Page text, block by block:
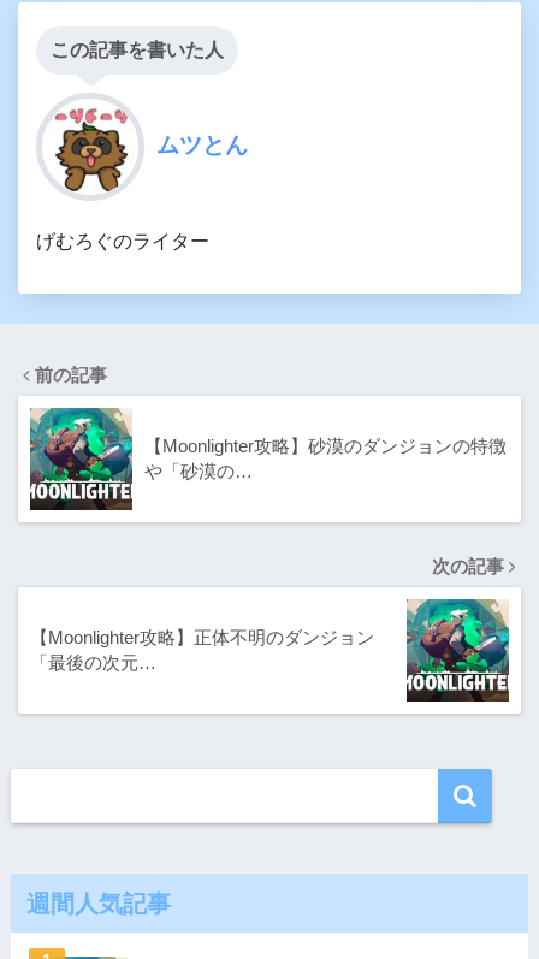
この記事を書いた人
ムツとん
げむろぐのライター
前の記事
【Moonlighter攻略】砂漠のダンジョンの特徴
や「砂漠の…
次の記事
【Moonlighter攻略】正体不明のダンジョン
「最後の次元…
週間人気記事